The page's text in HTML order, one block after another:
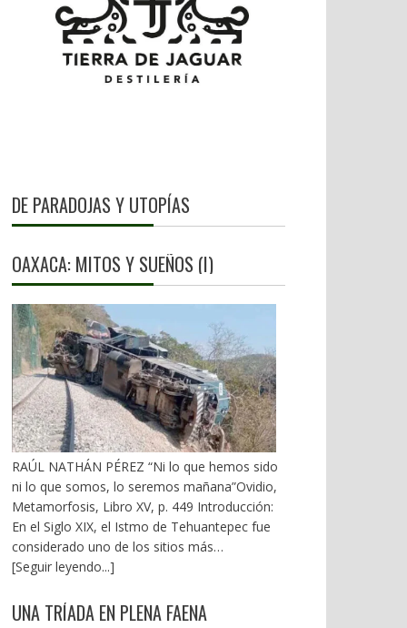
DE PARADOJAS Y UTOPÍAS
OAXACA: MITOS Y SUEÑOS (I)
RAÚL NATHÁN PÉREZ “Ni lo que hemos sido
ni lo que somos, lo seremos mañana”Ovidio,
Metamorfosis, Libro XV, p. 449 Introducción:
En el Siglo XIX, el Istmo de Tehuantepec fue
considerado uno de los sitios más
estratégicos a nivel mundial. En la mira de los
emanados del PRI iniciaron una serie de
[Seguir leyendo...]
UNA TRÍADA EN PLENA FAENA